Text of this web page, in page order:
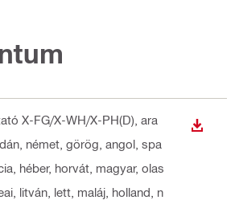
X-FG/X-WH/X-PH(D) , ara
dán, német, görög, angol, spa
héber, horvát, magyar, olas
litván, lett, maláj, holland, n